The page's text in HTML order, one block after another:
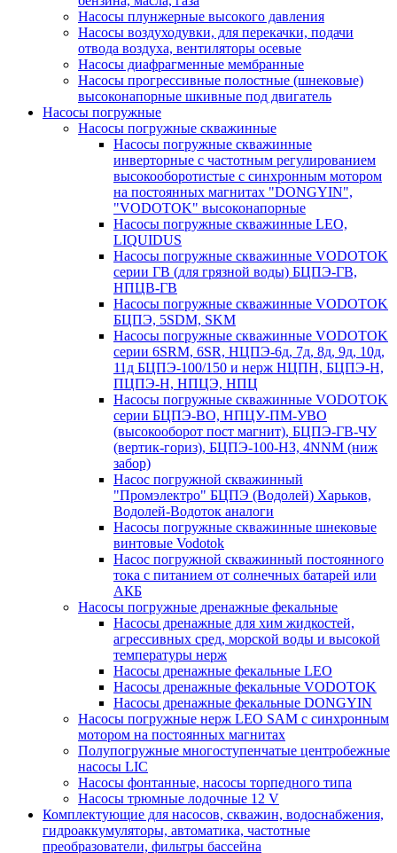
Насосы плунжерные высокого давления
Насосы воздуходувки, для перекачки, подачи
отвода воздуха, вентиляторы осевые
Насосы диафрагменные мембранные
Насосы прогрессивные полостные (шнековые)
высоконапорные шкивные под двигатель
Насосы погружные
Насосы погружные скважинные
Насосы погружные скважинные
инверторные с частотным регулированием
высокооборотистые с синхронным мотором
на постоянных магнитах "DONGYIN",
"VODOTOK" высоконапорные
Насосы погружные скважинные LEO,
LIQUIDUS
Насосы погружные скважинные VODOTOK
серии ГВ (для грязной воды) БЦПЭ-ГВ,
НПЦВ-ГВ
Насосы погружные скважинные VODOTOK
БЦПЭ, 5SDM, SKM
Насосы погружные скважинные VODOTOK
серии 6SRM, 6SR, НЦПЭ-6д, 7д, 8д, 9д, 10д,
11д БЦПЭ-100/150 и нерж НЦПН, БЦПЭ-Н,
ПЦПЭ-Н, НПЦЭ, НПЦ
Насосы погружные скважинные VODOTOK
серии БЦПЭ-ВО, НПЦУ-ПМ-УВО
(высокооборот пост магнит), БЦПЭ-ГВ-ЧУ
(вертик-гориз), БЦПЭ-100-НЗ, 4NNM (ниж
забор)
Насос погружной скважинный
"Промэлектро" БЦПЭ (Водолей) Харьков,
Водолей-Водоток аналоги
Насосы погружные скважинные шнековые
винтовые Vodotok
Насос погружной скважинный постоянного
тока с питанием от солнечных батарей или
АКБ
Насосы погружные дренажные фекальные
Насосы дренажные для хим жидкостей,
агрессивных сред, морской воды и высокой
температуры нерж
Насосы дренажные фекальные LEO
Насосы дренажные фекальные VODOTOK
Насосы дренажные фекальные DONGYIN
Насосы погружные нерж LEO SAM с синхронным
мотором на постоянных магнитах
Полупогружные многоступенчатые центробежные
насосы LIC
Насосы фонтанные, насосы торпедного типа
Насосы трюмные лодочные 12 V
Комплектующие для насосов, скважин, водоснабжения,
гидроаккумуляторы, автоматика, частотные
преобразователи, фильтры бассейна